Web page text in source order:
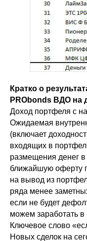
Кратко о
PRObonds ВДО на
Доход портфеля с
Ожидаемая
(включает
входящих в
размещения денег
ближайшую оферту
на вывод из
ряда менее
если не будет
можем заработать
Ключевое слово
Новых сделок на